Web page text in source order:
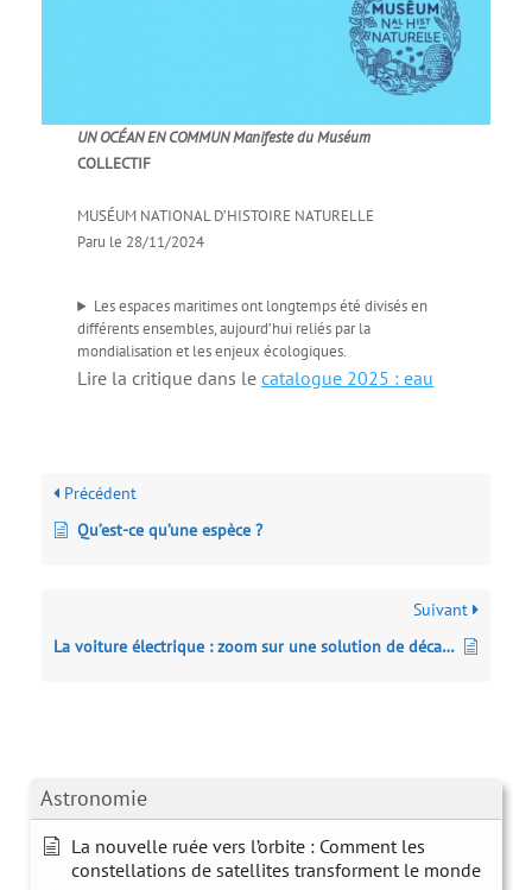
Astronomie
La nouvelle ruée vers l’orbite : Comment les
constellations de satellites transforment le monde
UN OCÉAN EN COMMUN Manifeste du Muséum
COLLECTIF
MUSÉUM NATIONAL D’HISTOIRE NATURELLE
Paru le 28/11/2024
Les espaces maritimes ont longtemps été divisés en
différents ensembles, aujourd’hui reliés par la
mondialisation et les enjeux écologiques.
Lire la critique dans lecatalogue 2025 : eau
Précédent
Qu’est-ce qu’une espèce ?
Suivant
La voiture électrique : zoom sur une solution de décarbonation légitime mais imparfaite